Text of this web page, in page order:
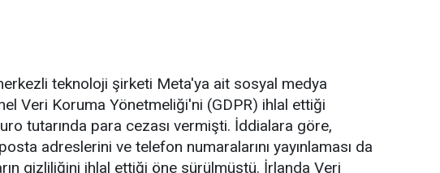
teknoloji şirketi Meta'ya ait sosyal medya
Veri Koruma Yönetmeliği'ni (GDPR) ihlal ettiği
tutarında para cezası vermişti. İddialara göre,
adreslerini ve telefon numaralarını yayınlaması da
gizliliğini ihlal ettiği öne sürülmüştü. İrlanda Veri